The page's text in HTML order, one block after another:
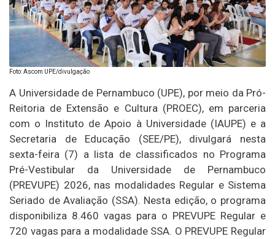
Foto: Ascom UPE/divulgação
A Universidade de Pernambuco (UPE), por meio da Pró-
Reitoria de Extensão e Cultura (PROEC), em parceria
com o Instituto de Apoio à Universidade (IAUPE) e a
Secretaria de Educação (SEE/PE), divulgará nesta
sexta-feira (7) a lista de classificados no Programa
Pré-Vestibular da Universidade de Pernambuco
(PREVUPE) 2026, nas modalidades Regular e Sistema
Seriado de Avaliação (SSA). Nesta edição, o programa
disponibiliza 8.460 vagas para o PREVUPE Regular e
720 vagas para a modalidade SSA. O PREVUPE Regular